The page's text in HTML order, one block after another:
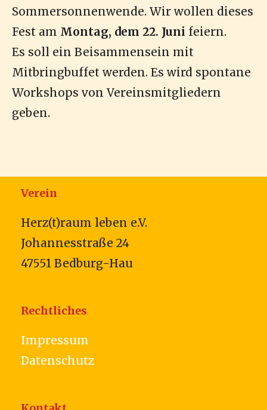
Sommersonnenwende. Wir wollen dieses
Fest am Montag, dem 22. Juni feiern.
Es soll ein Beisammensein mit
Mitbringbuffet werden. Es wird spontane
Workshops von Vereinsmitgliedern
geben.
Verein
Herz(t)raum leben e.V.
Johannesstraße 24
47551 Bedburg-Hau
Rechtliches
Impressum
Datenschutz